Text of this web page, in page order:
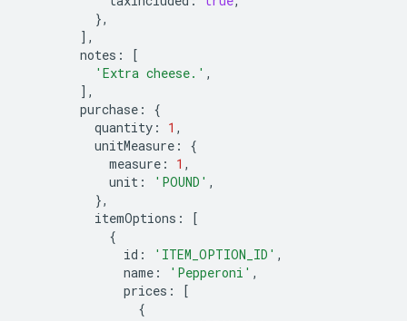
},
],
notes :
[
'Extra cheese.' ,
],
purchase :
{
quantity : 1 ,
unitMeasure :
{
measure : 1 ,
unit : 'POUND' ,
},
itemOptions :
[
{
id : 'ITEM_OPTION_ID' ,
name : 'Pepperoni' ,
prices :
[
{